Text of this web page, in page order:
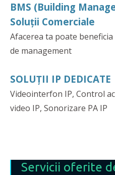
BMS (Building
Soluții Comerciale
Afacerea ta poate
de management
SOLUȚII IP DEDICATE
Videointerfon IP, Control
video IP, Sonorizare PA IP
Servicii oferite